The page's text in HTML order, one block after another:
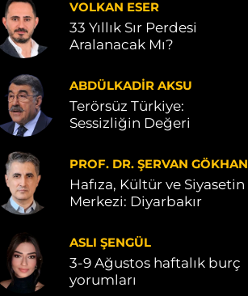
VOLKAN ESER
33 Yıllık Sır Perdesi
Aralanacak Mı?
ABDÜLKADIR AKSU
Terörsüz Türkiye:
Sessizliğin Değeri
PROF. DR. ŞERVAN GÖKHAN
Hafıza, Kültür ve Siyasetin
Merkezi: Diyarbakır
ASLI ŞENGÜL
3-9 Ağustos haftalık burç
yorumları